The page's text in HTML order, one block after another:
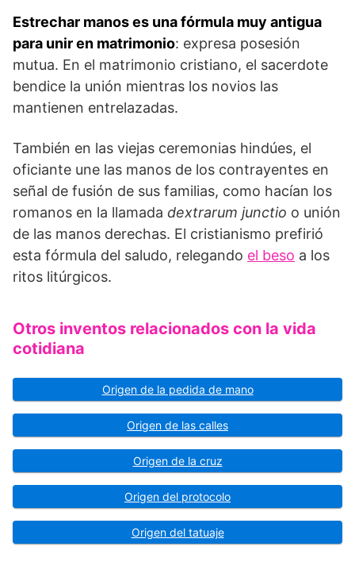
Estrechar manos es una fórmula muy antigua
para unir en matrimonio: expresa posesión
mutua. En el matrimonio cristiano, el sacerdote
bendice la unión mientras los novios las
mantienen entrelazadas.
También en las viejas ceremonias hindúes, el
oficiante une las manos de los contrayentes en
señal de fusión de sus familias, como hacían los
romanos en la llamada dextrarum junctio o unión
de las manos derechas. El cristianismo prefirió
esta fórmula del saludo, relegando el beso a los
ritos litúrgicos.
Otros inventos relacionados con la vida
cotidiana
Origen de la pedida de mano
Origen de las calles
Origen de la cruz
Origen del protocolo
Origen del tatuaje